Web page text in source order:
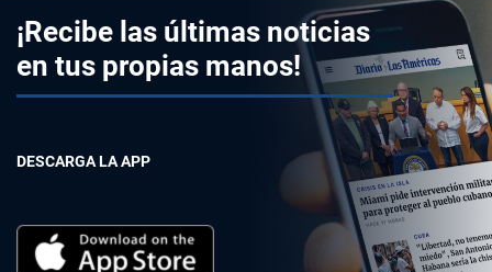
¡Recibe las últimas noticias
en tus propias manos!
DESCARGA LA APP